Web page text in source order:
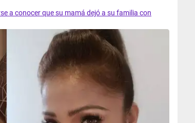
a conocer que su mamá dejó a su familia con